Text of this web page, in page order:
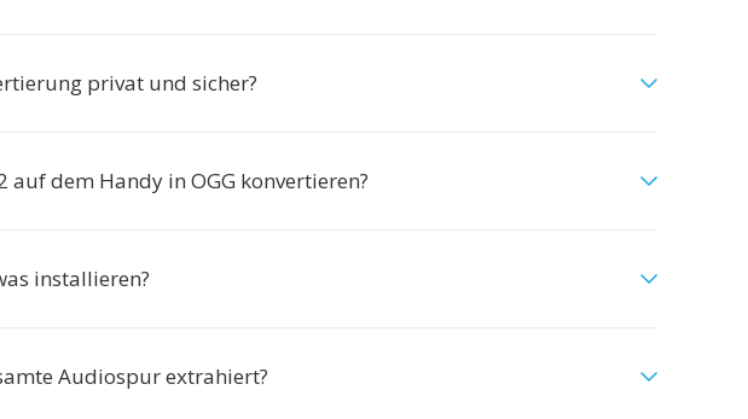
privat und sicher?
auf dem Handy in OGG konvertieren?
installieren?
Audiospur extrahiert?